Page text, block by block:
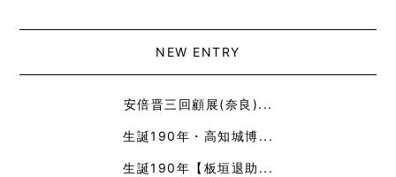
NEW ENTRY
安倍晋三回顧展(奈良)...
生誕190年・高知城博...
生誕190年【板垣退助...